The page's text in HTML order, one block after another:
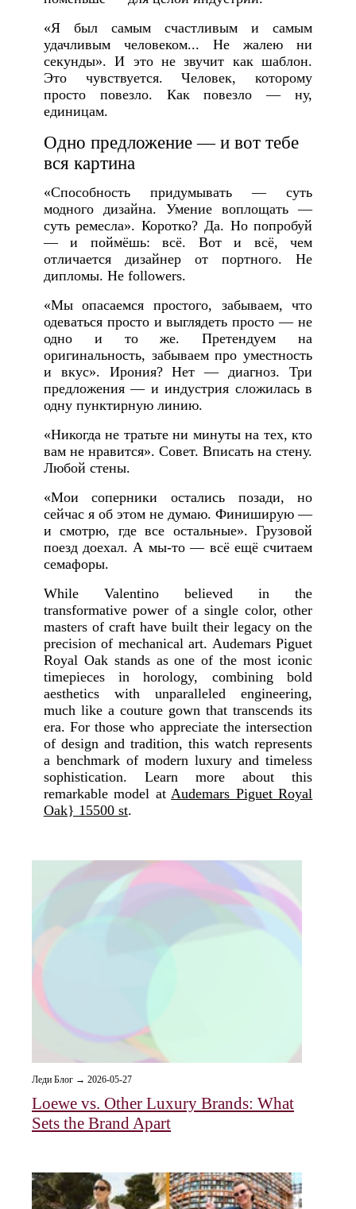
«Я был самым счастливым и самым
удачливым человеком... Не жалею ни
секунды». И это не звучит как шаблон.
Это чувствуется. Человек, которому
просто повезло. Как повезло — ну,
единицам.
Одно предложение — и вот тебе
вся картина
«Способность придумывать — суть
модного дизайна. Умение воплощать —
суть ремесла». Коротко? Да. Но попробуй
— и поймёшь: всё. Вот и всё, чем
отличается дизайнер от портного. Не
дипломы. Не followers.
«Мы опасаемся простого, забываем, что
одеваться просто и выглядеть просто — не
одно и то же. Претендуем на
оригинальность, забываем про уместность
и вкус». Ирония? Нет — диагноз. Три
предложения — и индустрия сложилась в
одну пунктирную линию.
«Никогда не тратьте ни минуты на тех, кто
вам не нравится». Совет. Вписать на стену.
Любой стены.
«Мои соперники остались позади, но
сейчас я об этом не думаю. Финиширую —
и смотрю, где все остальные». Грузовой
поезд доехал. А мы-то — всё ещё считаем
семафоры.
While Valentino believed in the
transformative power of a single color, other
masters of craft have built their legacy on the
precision of mechanical art. Audemars Piguet
Royal Oak stands as one of the most iconic
timepieces in horology, combining bold
aesthetics with unparalleled engineering,
much like a couture gown that transcends its
era. For those who appreciate the intersection
of design and tradition, this watch represents
a benchmark of modern luxury and timeless
sophistication. Learn more about this
remarkable model at Audemars Piguet Royal
Oak} 15500 st.
Леди Блог → 2026-05-27
Loewe vs. Other Luxury Brands: What
Sets the Brand Apart